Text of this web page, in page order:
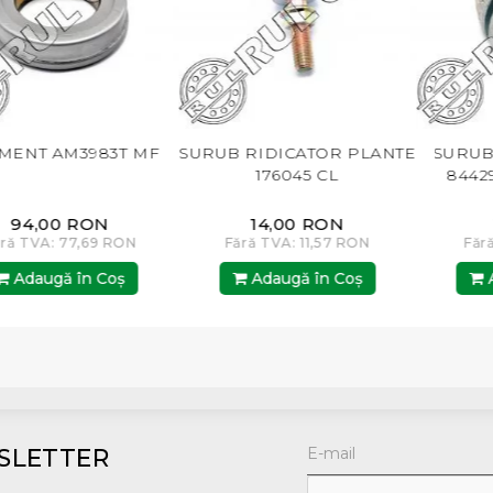
RIDICATOR PLANTE
14,00 RON
TVA: 11,57 RON
Adaugă în Coş
SURUB LAMA 84429099
84429102 626407 NH
1,50 RON
Fără TVA: 1,24 RON
Adaugă în Coş